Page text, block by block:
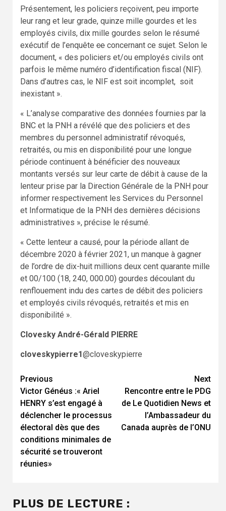
Présentement, les policiers reçoivent, peu importe
leur rang et leur grade, quinze mille gourdes et les
employés civils, dix mille gourdes selon le résumé
exécutif de l’enquête ce concernant ce sujet. Selon le
document, « des policiers et/ou employés civils ont
parfois le même numéro d’identification fiscal (NIF).
Dans d’autres cas, le NIF est soit incomplet, soit
inexistant ».
« L’analyse comparative des données fournies par la
BNC et la PNH a révélé que des policiers et des
membres du personnel administratif révoqués,
retraités, ou mis en disponibilité pour une longue
période continuent à bénéficier des nouveaux
montants versés sur leur carte de débit à cause de la
lenteur prise par la Direction Générale de la PNH pour
informer respectivement les Services du Personnel
et Informatique de la PNH des dernières décisions
administratives », précise le résumé.
« Cette lenteur a causé, pour la période allant de
décembre 2020 à février 2021, un manque à gagner
de l’ordre de dix-huit millions deux cent quarante mille
et 00/100 (18, 240, 000.00) gourdes découlant du
renflouement indu des cartes de débit des policiers
et employés civils révoqués, retraités et mis en
disponibilité ».
Clovesky André-Gérald PIERRE
cloveskypierre1@cloveskypierre
Continue
Reading
Previous
Victor Généus :« Ariel
HENRY s’est engagé à
déclencher le processus
électoral dès que des
conditions minimales de
sécurité se trouveront
réunies»
Next
Rencontre entre le PDG
de Le Quotidien News et
l’Ambassadeur du
Canada auprès de l’ONU
PLUS DE LECTURE :